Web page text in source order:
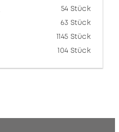
54 Stück
63 Stück
1145 Stück
104 Stück